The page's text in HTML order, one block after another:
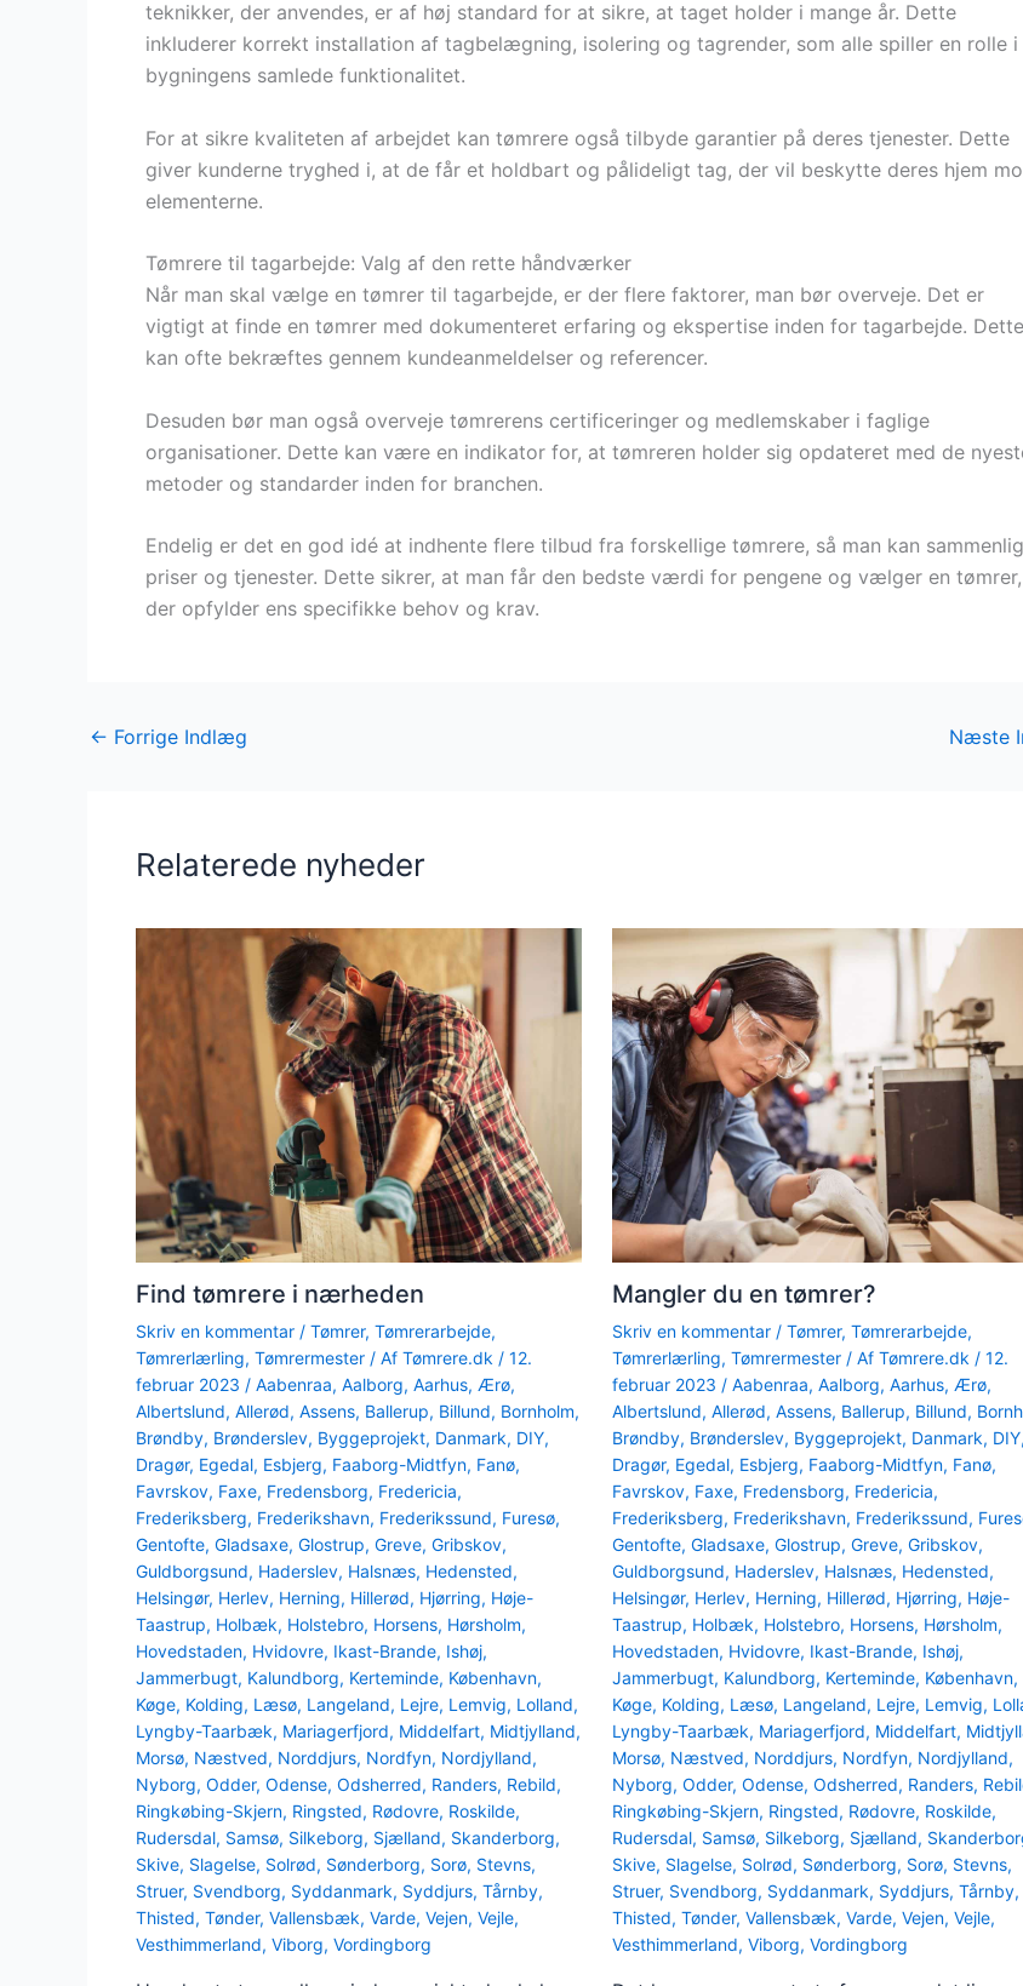
teknikker, der anvendes, er af høj standard for at sikre, at taget holder i mange år. Dette
inkluderer korrekt installation af tagbelægning, isolering og tagrender, som alle spiller en rolle i
bygningens samlede funktionalitet.
For at sikre kvaliteten af arbejdet kan tømrere også tilbyde garantier på deres tjenester. Dette
giver kunderne tryghed i, at de får et holdbart og pålideligt tag, der vil beskytte deres hjem
elementerne.
Tømrere til tagarbejde: Valg af den rette håndværker
Når man skal vælge en tømrer til tagarbejde, er der flere faktorer, man bør overveje. Det er
vigtigt at finde en tømrer med dokumenteret erfaring og ekspertise inden for tagarbejde. Dette
kan ofte bekræftes gennem kundeanmeldelser og referencer.
Desuden bør man også overveje tømrerens certificeringer og medlemskaber i faglige
organisationer. Dette kan være en indikator for, at tømreren holder sig opdateret med de
metoder og standarder inden for branchen.
Endelig er det en god idé at indhente flere tilbud fra forskellige tømrere, så man kan
priser og tjenester. Dette sikrer, at man får den bedste værdi for pengene og vælger en tømrer,
der opfylder ens specifikke behov og krav.
← Forrige Indlæg Næste
Relaterede nyheder
Find tømrere i nærheden
Skriv en kommentar / Tømrer, Tømrerarbejde,
Tømrerlærling, Tømrermester / Af Tømrere.dk / 12.
februar 2023 / Aabenraa, Aalborg, Aarhus, Ærø,
Albertslund, Allerød, Assens, Ballerup, Billund, Bornholm,
Brøndby, Brønderslev, Byggeprojekt, Danmark, DIY,
Dragør, Egedal, Esbjerg, Faaborg-Midtfyn, Fanø,
Favrskov, Faxe, Fredensborg, Fredericia,
Frederiksberg, Frederikshavn, Frederikssund, Furesø,
Gentofte, Gladsaxe, Glostrup, Greve, Gribskov,
Guldborgsund, Haderslev, Halsnæs, Hedensted,
Helsingør, Herlev, Herning, Hillerød, Hjørring, Høje-
Taastrup, Holbæk, Holstebro, Horsens, Hørsholm,
Hovedstaden, Hvidovre, Ikast-Brande, Ishøj,
Jammerbugt, Kalundborg, Kerteminde, København,
Køge, Kolding, Læsø, Langeland, Lejre, Lemvig, Lolland,
Lyngby-Taarbæk, Mariagerfjord, Middelfart, Midtjylland,
Morsø, Næstved, Norddjurs, Nordfyn, Nordjylland,
Nyborg, Odder, Odense, Odsherred, Randers, Rebild,
Ringkøbing-Skjern, Ringsted, Rødovre, Roskilde,
Rudersdal, Samsø, Silkeborg, Sjælland, Skanderborg,
Skive, Slagelse, Solrød, Sønderborg, Sorø, Stevns,
Struer, Svendborg, Syddanmark, Syddjurs, Tårnby,
Thisted, Tønder, Vallensbæk, Varde, Vejen, Vejle,
Vesthimmerland, Viborg, Vordingborg
Mangler du en tømrer?
Skriv en kommentar / Tømrer, Tømrerarbejde,
Tømrerlærling, Tømrermester/ Af Tømrere.dk / 12.
februar 2023 / Aabenraa, Aalborg, Aarhus, Ærø,
Albertslund, Allerød, Assens, Ballerup, Billund,
Brøndby, Brønderslev, Byggeprojekt, Danmark, DIY,
Dragør, Egedal, Esbjerg, Faaborg-Midtfyn, Fanø,
Favrskov, Faxe, Fredensborg, Fredericia,
Frederiksberg, Frederikshavn, Frederikssund,
Gentofte, Gladsaxe, Glostrup, Greve, Gribskov,
Guldborgsund, Haderslev, Halsnæs, Hedensted,
Helsingør, Herlev, Herning, Hillerød, Hjørring, Høje-
Taastrup, Holbæk, Holstebro, Horsens, Hørsholm,
Hovedstaden, Hvidovre, Ikast-Brande, Ishøj,
Jammerbugt, Kalundborg, Kerteminde, København,
Køge, Kolding, Læsø, Langeland, Lejre, Lemvig,
Lyngby-Taarbæk, Mariagerfjord, Middelfart,
Morsø, Næstved, Norddjurs, Nordfyn, Nordjylland,
Nyborg, Odder, Odense, Odsherred, Randers,
Ringkøbing-Skjern, Ringsted, Rødovre, Roskilde,
Rudersdal, Samsø, Silkeborg, Sjælland,
Skive, Slagelse, Solrød, Sønderborg, Sorø, Stevns,
Struer, Svendborg, Syddanmark, Syddjurs, Tårnby,
Thisted, Tønder, Vallensbæk, Varde, Vejen, Vejle,
Vesthimmerland, Viborg, Vordingborg